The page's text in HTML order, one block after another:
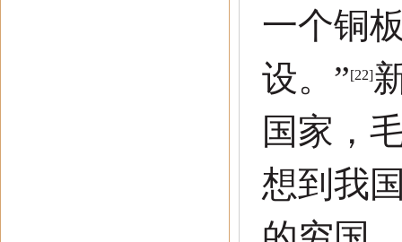
一个铜
设。 ”[22]
国家，
想到我